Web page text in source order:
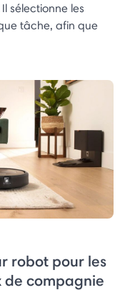
sélectionne les
tâche, afin que
robot pour les
de compagnie